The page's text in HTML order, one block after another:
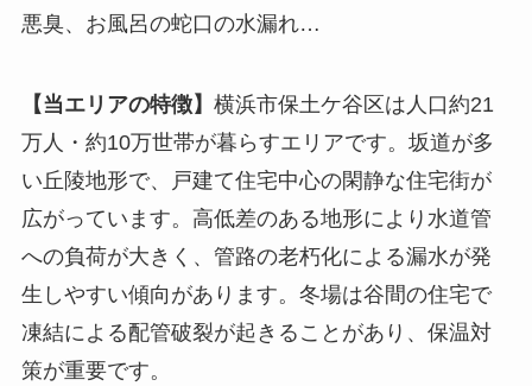
悪臭、お風呂の蛇口の水漏れ…
【当エリアの特徴】 横浜市保土ケ谷区は人口約21
万人・約10万世帯が暮らすエリアです。坂道が多
い丘陵地形で、戸建て住宅中心の閑静な住宅街が
広がっています。高低差のある地形により水道管
への負荷が大きく、管路の老朽化による漏水が発
生しやすい傾向があります。冬場は谷間の住宅で
凍結による配管破裂が起きることがあり、保温対
策が重要です。